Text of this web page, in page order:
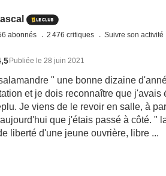
abonnés 2 476 critiques Suivre son activité
Publiée le 28 juin 2021
" une bonne dizaine
et je dois reconnaître que
Je viens de le revoir en salle, à
que j'étais passé à côté. "
liberté d'une jeune ouvrière, libre ...